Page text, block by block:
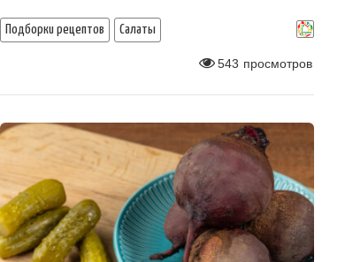
Подборки рецептов Салаты
543 просмотров